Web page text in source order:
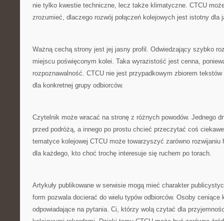
nie tylko kwestie techniczne, lecz także klimatyczne. CTCU
zrozumieć, dlaczego rozwój połączeń kolejowych jest istotny dla
Ważną cechą strony jest jej jasny profil. Odwiedzający szybko
miejscu poświęconym kolei. Taka wyrazistość jest cenna,
rozpoznawalność. CTCU nie jest przypadkowym zbiorem
dla konkretnej grupy odbiorców.
Czytelnik może wracać na stronę z różnych powodów. Jednego
przed podróżą, a innego po prostu chcieć przeczytać coś
tematyce kolejowej CTCU może towarzyszyć zarówno rozwijaniu
dla każdego, kto choć trochę interesuje się ruchem po torach.
Artykuły publikowane w serwisie mogą mieć charakter
form pozwala docierać do wielu typów odbiorców. Osoby ceniące
odpowiadające na pytania. Ci, którzy wolą czytać dla